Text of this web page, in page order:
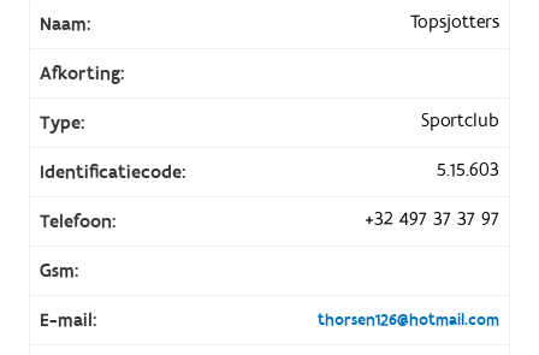
Naam: Topsjotters
Afkorting:
Type: Sportclub
Identificatiecode: 5.15.603
Telefoon: +32 497 37 37 97
Gsm:
E-mail: thorsen126@hotmail.com